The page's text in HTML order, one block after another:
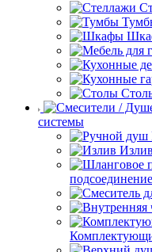
системы
Излив
подсоединение